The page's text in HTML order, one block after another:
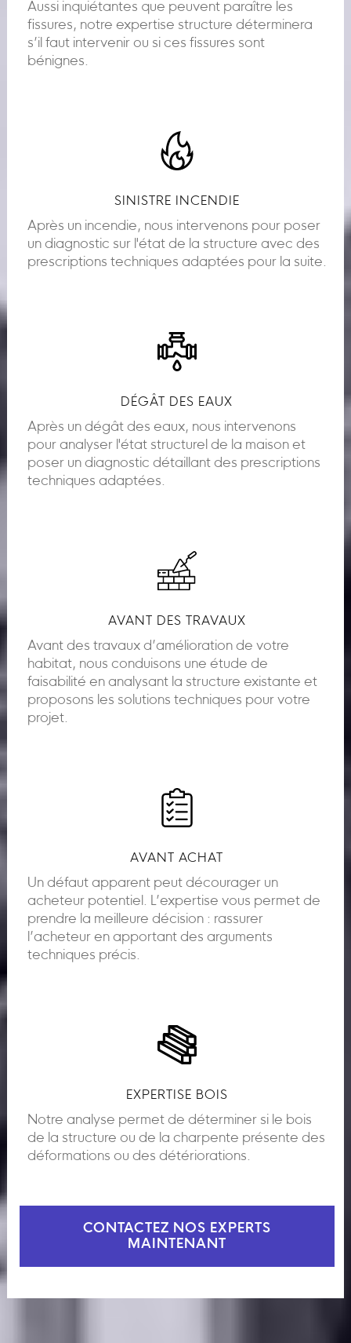
Aussi inquiétantes que peuvent paraître les
fissures, notre expertise structure déterminera
s’il faut intervenir ou si ces fissures sont
bénignes.
SINISTRE INCENDIE
Après un incendie, nous intervenons pour poser
un diagnostic sur l'état de la structure avec des
prescriptions techniques adaptées pour la suite.
DÉGÂT DES EAUX
Après un dégât des eaux, nous intervenons
pour analyser l'état structurel de la maison et
poser un diagnostic détaillant des prescriptions
techniques adaptées.
AVANT DES TRAVAUX
Avant des travaux d’amélioration de votre
habitat, nous conduisons une étude de
faisabilité en analysant la structure existante et
proposons les solutions techniques pour votre
projet.
AVANT ACHAT
Un défaut apparent peut décourager un
acheteur potentiel. L’expertise vous permet de
prendre la meilleure décision : rassurer
l’acheteur en apportant des arguments
techniques précis.
EXPERTISE BOIS
Notre analyse permet de déterminer si le bois
de la structure ou de la charpente présente des
déformations ou des détériorations.
CONTACTEZ NOS EXPERTS
MAINTENANT